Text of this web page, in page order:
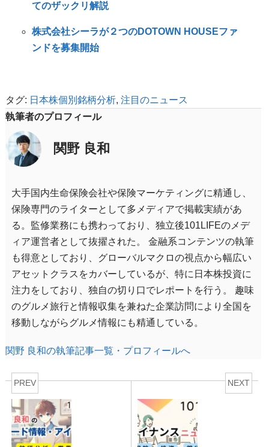
てのザックリ解説
株式会社シーラが２つのDOTOWN HOUSEファ
ンドを募集開始
タグ: 日本株個別銘柄分析, 注目のニュース
執筆者のプロフィール
関野 良和
大手国内生命保険会社や保険マーケティングに精通し、
保険専門のライターとして多メディアで掲載実績があ
る。監修業務にも携わっており、独立後101LIFEのメデ
ィア運営者として抜擢された。 金融系コンテンツの執筆
も得意としており、グローバルマクロの視点から幅広い
アセットクラスをカバーしているが、特に日本株投資に
注力をしており、独自の切り口でレポートを行う。 趣味
のグルメ旅行と情報収集を兼ねた企業訪問により全国を
移動しながらグルメ情報にも精通している。
関野 良和の執筆記事一覧・プロフィールへ
PREV NEXT